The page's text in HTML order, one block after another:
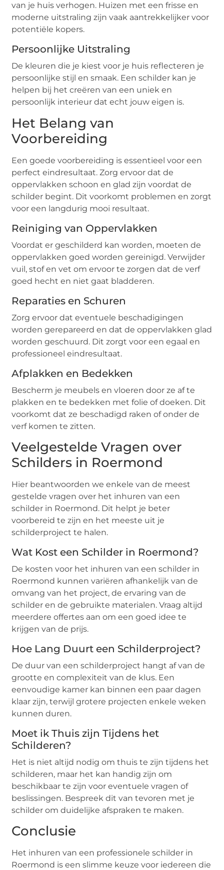
van je huis verhogen. Huizen met een frisse en
moderne uitstraling zijn vaak aantrekkelijker voor
potentiële kopers.
Persoonlijke Uitstraling
De kleuren die je kiest voor je huis reflecteren je
persoonlijke stijl en smaak. Een schilder kan je
helpen bij het creëren van een uniek en
persoonlijk interieur dat echt jouw eigen is.
Het Belang van
Voorbereiding
Een goede voorbereiding is essentieel voor een
perfect eindresultaat. Zorg ervoor dat de
oppervlakken schoon en glad zijn voordat de
schilder begint. Dit voorkomt problemen en zorgt
voor een langdurig mooi resultaat.
Reiniging van Oppervlakken
Voordat er geschilderd kan worden, moeten de
oppervlakken goed worden gereinigd. Verwijder
vuil, stof en vet om ervoor te zorgen dat de verf
goed hecht en niet gaat bladderen.
Reparaties en Schuren
Zorg ervoor dat eventuele beschadigingen
worden gerepareerd en dat de oppervlakken glad
worden geschuurd. Dit zorgt voor een egaal en
professioneel eindresultaat.
Afplakken en Bedekken
Bescherm je meubels en vloeren door ze af te
plakken en te bedekken met folie of doeken. Dit
voorkomt dat ze beschadigd raken of onder de
verf komen te zitten.
Veelgestelde Vragen over
Schilders in Roermond
Hier beantwoorden we enkele van de meest
gestelde vragen over het inhuren van een
schilder in Roermond. Dit helpt je beter
voorbereid te zijn en het meeste uit je
schilderproject te halen.
Wat Kost een Schilder in Roermond?
De kosten voor het inhuren van een schilder in
Roermond kunnen variëren afhankelijk van de
omvang van het project, de ervaring van de
schilder en de gebruikte materialen. Vraag altijd
meerdere offertes aan om een goed idee te
krijgen van de prijs.
Hoe Lang Duurt een Schilderproject?
De duur van een schilderproject hangt af van de
grootte en complexiteit van de klus. Een
eenvoudige kamer kan binnen een paar dagen
klaar zijn, terwijl grotere projecten enkele weken
kunnen duren.
Moet ik Thuis zijn Tijdens het
Schilderen?
Het is niet altijd nodig om thuis te zijn tijdens het
schilderen, maar het kan handig zijn om
beschikbaar te zijn voor eventuele vragen of
beslissingen. Bespreek dit van tevoren met je
schilder om duidelijke afspraken te maken.
Conclusie
Het inhuren van een professionele schilder in
Roermond is een slimme keuze voor iedereen die